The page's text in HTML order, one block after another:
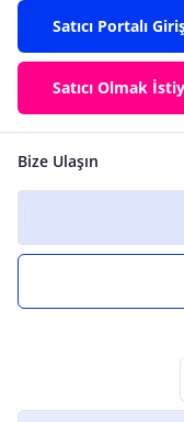
Satıcı Portalı
Satıcı Olmak
Bize Ulaşın